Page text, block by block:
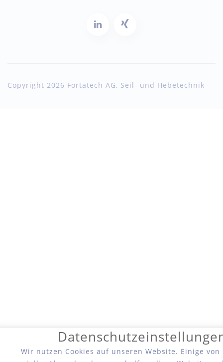
Copyright 2026 Fortatech AG, Seil- und Hebetechnik
Wir nutzen Cookies auf unseren Website. Einige